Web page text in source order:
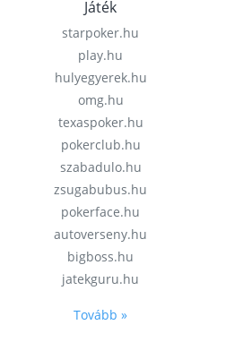
Játék
starpoker.hu
play.hu
hulyegyerek.hu
omg.hu
texaspoker.hu
pokerclub.hu
szabadulo.hu
zsugabubus.hu
pokerface.hu
autoverseny.hu
bigboss.hu
jatekguru.hu
Tovább »